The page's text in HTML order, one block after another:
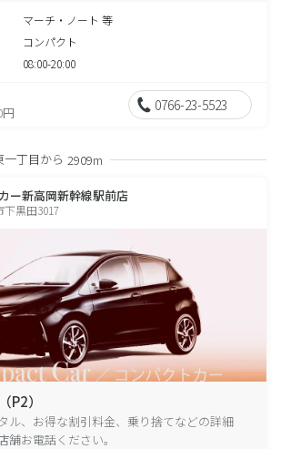
マーチ・ノート 等
コンパクト
08:00-20:00
0766-23-5523
丁目から 2909m
ー新高岡新幹線駅前店
下黒田3017
P2）
ル、お得な割引料金、乗り捨てなどの詳細
舗お電話ください。